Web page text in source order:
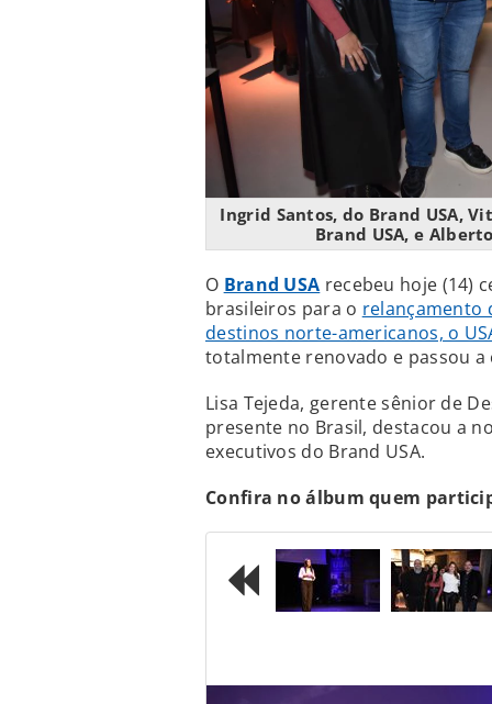
Ingrid Santos, do Brand USA,
Brand USA, e
O Brand USA recebeu hoje (14)
brasileiros para o relançamento
destinos norte-americanos, o
totalmente renovado e passou
Lisa Tejeda, gerente sênior de
presente no Brasil, destacou a
executivos do Brand USA.
Confira no álbum quem